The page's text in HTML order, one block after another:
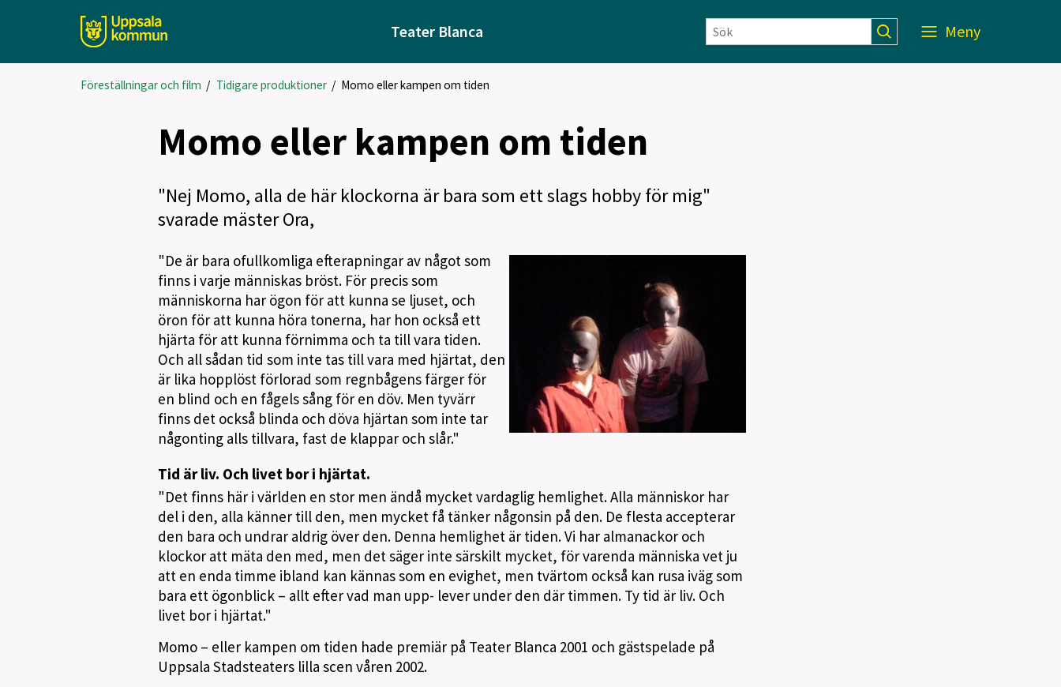
Teater Blanca Meny
Föreställningar och film / Tidigare produktioner/ Momo eller kampen om tiden
Momo eller kampen om tiden
"Nej Momo, alla de här klockorna är bara som ett slags hobby för mig"
svarade mäster Ora,
"De är bara ofullkomliga efterapningar av något som
finns i varje människas bröst. För precis som
människorna har ögon för att kunna se ljuset, och
öron för att kunna höra tonerna, har hon också ett
hjärta för att kunna förnimma och ta till vara tiden.
Och all sådan tid som inte tas till vara med hjärtat, den
är lika hopplöst förlorad som regnbågens färger för
en blind och en fågels sång för en döv. Men tyvärr
finns det också blinda och döva hjärtan som inte tar
någonting alls tillvara, fast de klappar och slår."
Tid är liv. Och livet bor i hjärtat.
"Det finns här i världen en stor men ändå mycket vardaglig hemlighet. Alla människor har
del i den, alla känner till den, men mycket få tänker någonsin på den. De flesta accepterar
den bara och undrar aldrig över den. Denna hemlighet är tiden. Vi har almanackor och
klockor att mäta den med, men det säger inte särskilt mycket, för varenda människa vet ju
att en enda timme ibland kan kännas som en evighet, men tvärtom också kan rusa iväg som
bara ett ögonblick – allt efter vad man upp- lever under den där timmen. Ty tid är liv. Och
livet bor i hjärtat."
Momo – eller kampen om tiden hade premiär på Teater Blanca 2001 och gästspelade på
Uppsala Stadsteaters lilla scen våren 2002.